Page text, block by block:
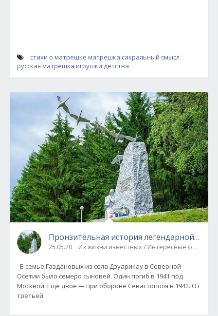
стихи о матрешке матрешка сакральный смысл
русская матрешка игрушки детства
Пронзительная история легендарной
25.05.20 Из жизни известных / Интересные факты
В семье Газдановых из села Дзуарикау в Северной
Осетии было семеро сыновей. Один погиб в 1941 под
Москвой. Еще двое — при обороне Севастополя в 1942. От
третьей